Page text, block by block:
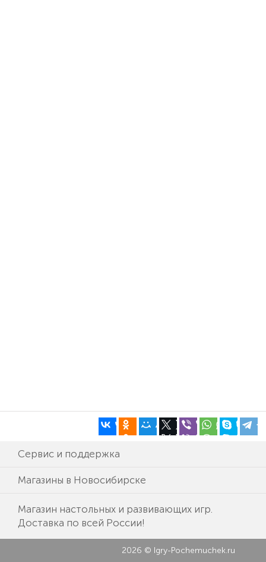
Сервис и поддержка
Магазины в Новосибирске
Магазин настольных и развивающих игр.
Доставка по всей России!
2026 © Igry-Pochemuchek.ru